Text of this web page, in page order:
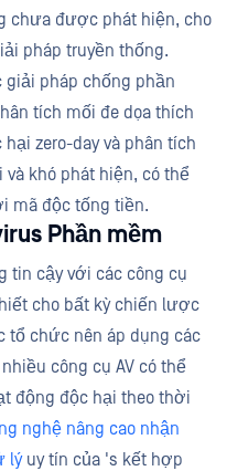
chưa được phát hiện, cho
pháp truyền thống.
giải pháp chống phần
tích mối đe dọa thích
zero-day và phân tích
khó phát hiện, có thể
mã độc tống tiền.
Phần mềm
tin cậy với các công cụ
cho bất kỳ chiến lược
tổ chức nên áp dụng các
công cụ AV có thể
động độc hại theo thời
nghệ nâng cao nhận
lýuy tín của 's kết hợp